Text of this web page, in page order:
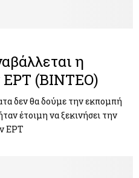
η
ΕΡΤ (ΒΙΝΤΕΟ)
δεν θα δούμε την εκπομπή
έτοιμη να ξεκινήσει την
ΕΡΤ